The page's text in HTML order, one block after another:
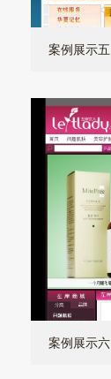
案例展示五
案例展示六